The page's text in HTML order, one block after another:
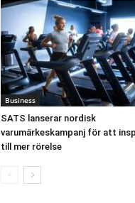
Business
SATS lanserar nordisk
varumärkeskampanj för att
till mer rörelse